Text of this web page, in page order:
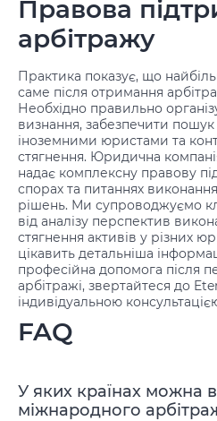
Правова
арбітражу
Практика показує, що
саме після отримання
Необхідно правильно
визнання, забезпечити пошук
іноземними юристами та
стягнення. Юридична
надає комплексну правову
спорах та питаннях
рішень. Ми супроводжуємо
від аналізу перспектив
стягнення активів у різних
цікавить детальніша
професійна допомога після
арбітражі, звертайтеся до
індивідуальною
FAQ
У яких країнах можна
міжнародного